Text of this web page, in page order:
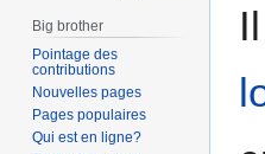
Big brother
Pointage des
contributions
Nouvelles pages
Pages populaires
Qui est en ligne?